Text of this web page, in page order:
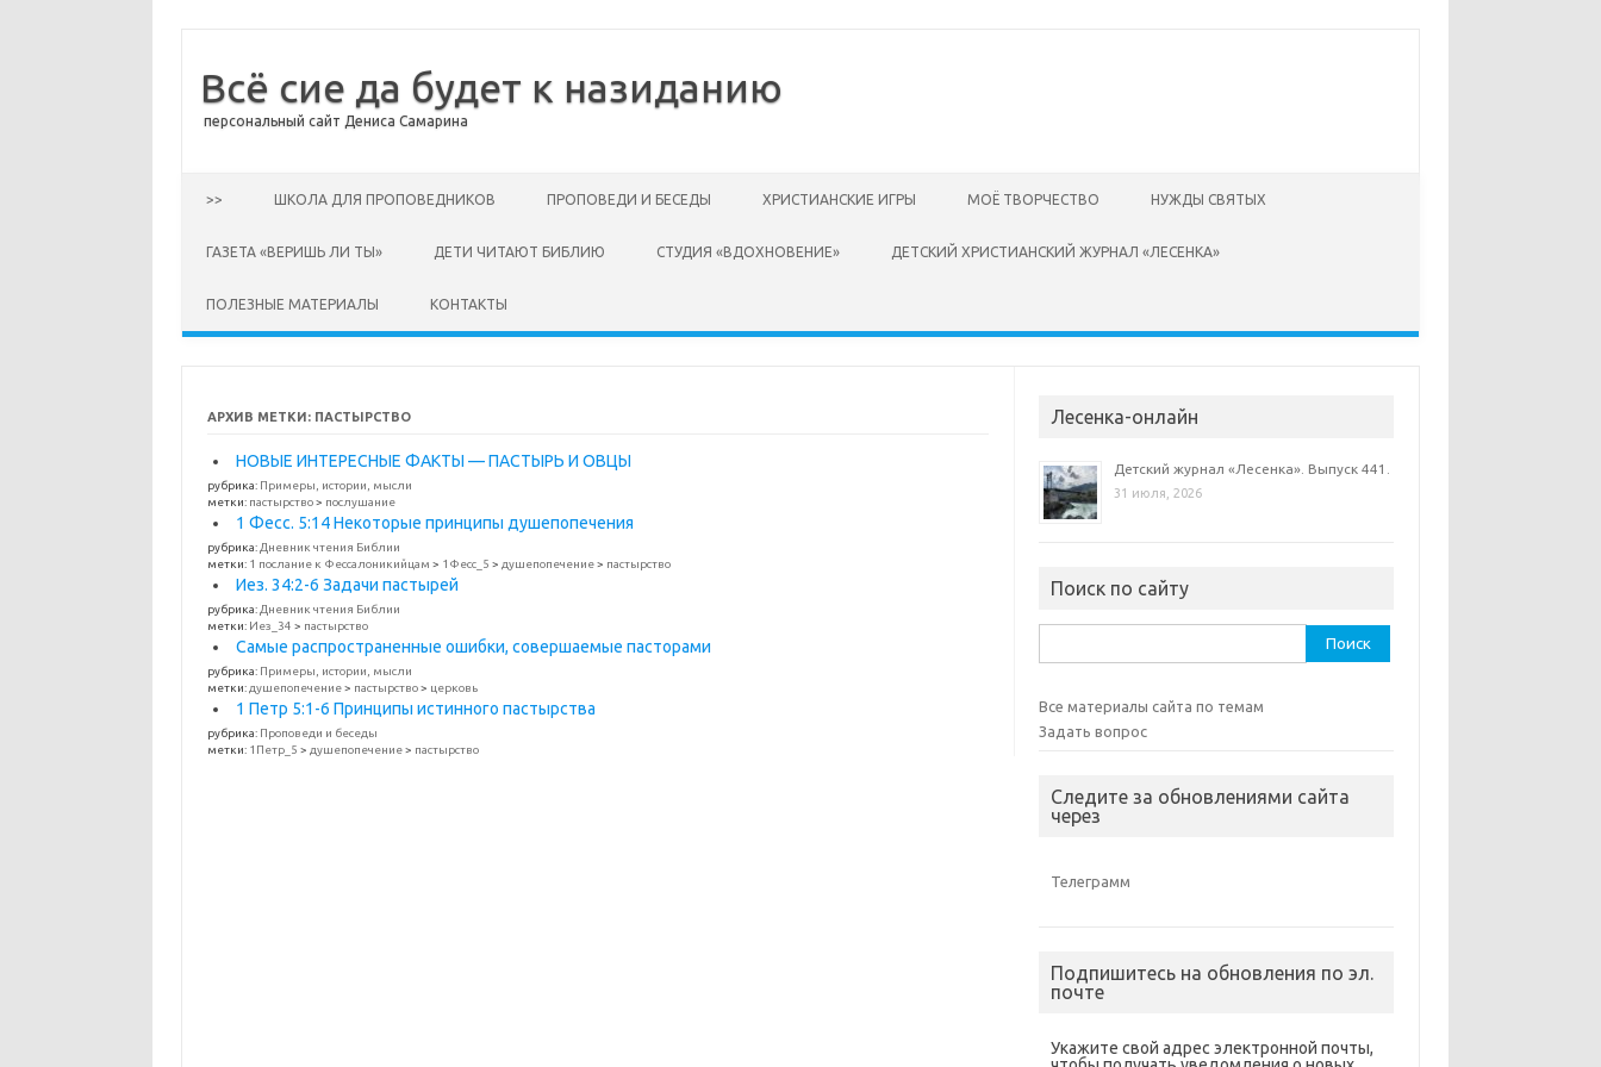
Всё сие да будет к назиданию
персональный сайт Дениса Самарина
>> ШКОЛА ДЛЯ ПРОПОВЕДНИКОВ ПРОПОВЕДИ И БЕСЕДЫ ХРИСТИАНСКИЕ ИГРЫ МОЁ ТВОРЧЕСТВО НУЖДЫ СВЯТЫХ
ГАЗЕТА «ВЕРИШЬ ЛИ ТЫ» ДЕТИ ЧИТАЮТ БИБЛИЮ СТУДИЯ «ВДОХНОВЕНИЕ» ДЕТСКИЙ ХРИСТИАНСКИЙ ЖУРНАЛ «ЛЕСЕНКА»
ПОЛЕЗНЫЕ МАТЕРИАЛЫ КОНТАКТЫ
АРХИВ МЕТКИ: ПАСТЫРСТВО
НОВЫЕ ИНТЕРЕСНЫЕ ФАКТЫ — ПАСТЫРЬ И ОВЦЫ
рубрика: Примеры, истории, мысли
метки: пастырство> послушание
1 Фесс. 5:14 Некоторые принципы душепопечения
рубрика: Дневник чтения Библии
метки: 1 послание к Фессалоникийцам > 1Фесс_5 > душепопечение> пастырство
Иез. 34:2-6 Задачи пастырей
рубрика: Дневник чтения Библии
метки: Иез_34 > пастырство
Самые распространенные ошибки, совершаемые пасторами
рубрика: Примеры, истории, мысли
метки: душепопечение> пастырство> церковь
1 Петр 5:1-6 Принципы истинного пастырства
рубрика: Проповеди и беседы
метки: 1Петр_5 > душепопечение> пастырство
Лесенка-онлайн
Детский журнал «Лесенка». Выпуск 441.
31 июля, 2026
Поиск по сайту
Все материалы сайта по темам
Задать вопрос
Следите за обновлениями сайта
через
Телеграмм
Подпишитесь на обновления по эл.
почте
Укажите свой адрес электронной почты,